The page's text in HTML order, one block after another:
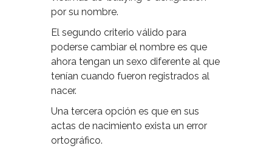
por su nombre.
El segundo criterio válido para
poderse cambiar el nombre es que
ahora tengan un sexo diferente al que
tenían cuando fueron registrados al
nacer.
Una tercera opción es que en sus
actas de nacimiento exista un error
ortográfico.